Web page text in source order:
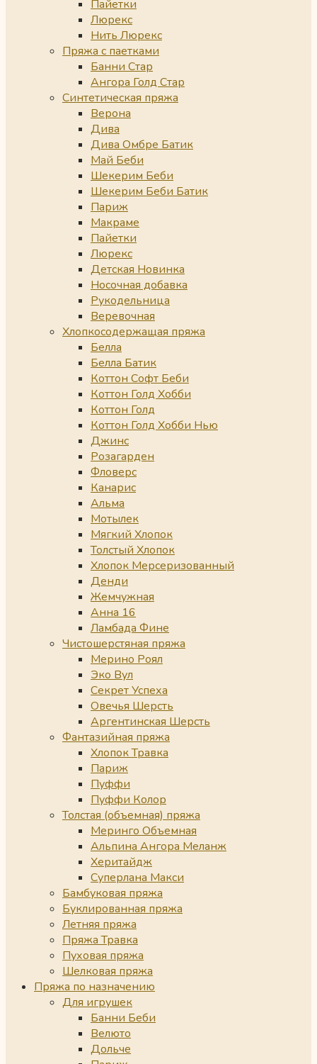
Пайетки
Люрекс
Нить Люрекс
Пряжа с паетками
Банни Стар
Ангора Голд Стар
Синтетическая пряжа
Верона
Дива
Дива Омбре Батик
Май Беби
Шекерим Беби
Шекерим Беби Батик
Париж
Макраме
Пайетки
Люрекс
Детская Новинка
Носочная добавка
Рукодельница
Веревочная
Хлопкосодержащая пряжа
Белла
Белла Батик
Коттон Софт Беби
Коттон Голд Хобби
Коттон Голд
Коттон Голд Хобби Нью
Джинс
Розагарден
Фловерс
Канарис
Альма
Мотылек
Мягкий Хлопок
Толстый Хлопок
Хлопок Мерсеризованный
Денди
Жемчужная
Анна 16
Ламбада Фине
Чистошерстяная пряжа
Мерино Роял
Эко Вул
Секрет Успеха
Овечья Шерсть
Аргентинская Шерсть
Фантазийная пряжа
Хлопок Травка
Париж
Пуффи
Пуффи Колор
Толстая (объемная) пряжа
Меринго Объемная
Альпина Ангора Меланж
Херитайдж
Суперлана Макси
Бамбуковая пряжа
Буклированная пряжа
Летняя пряжа
Пряжа Травка
Пуховая пряжа
Шелковая пряжа
Пряжа по назначению
Для игрушек
Банни Беби
Велюто
Дольче